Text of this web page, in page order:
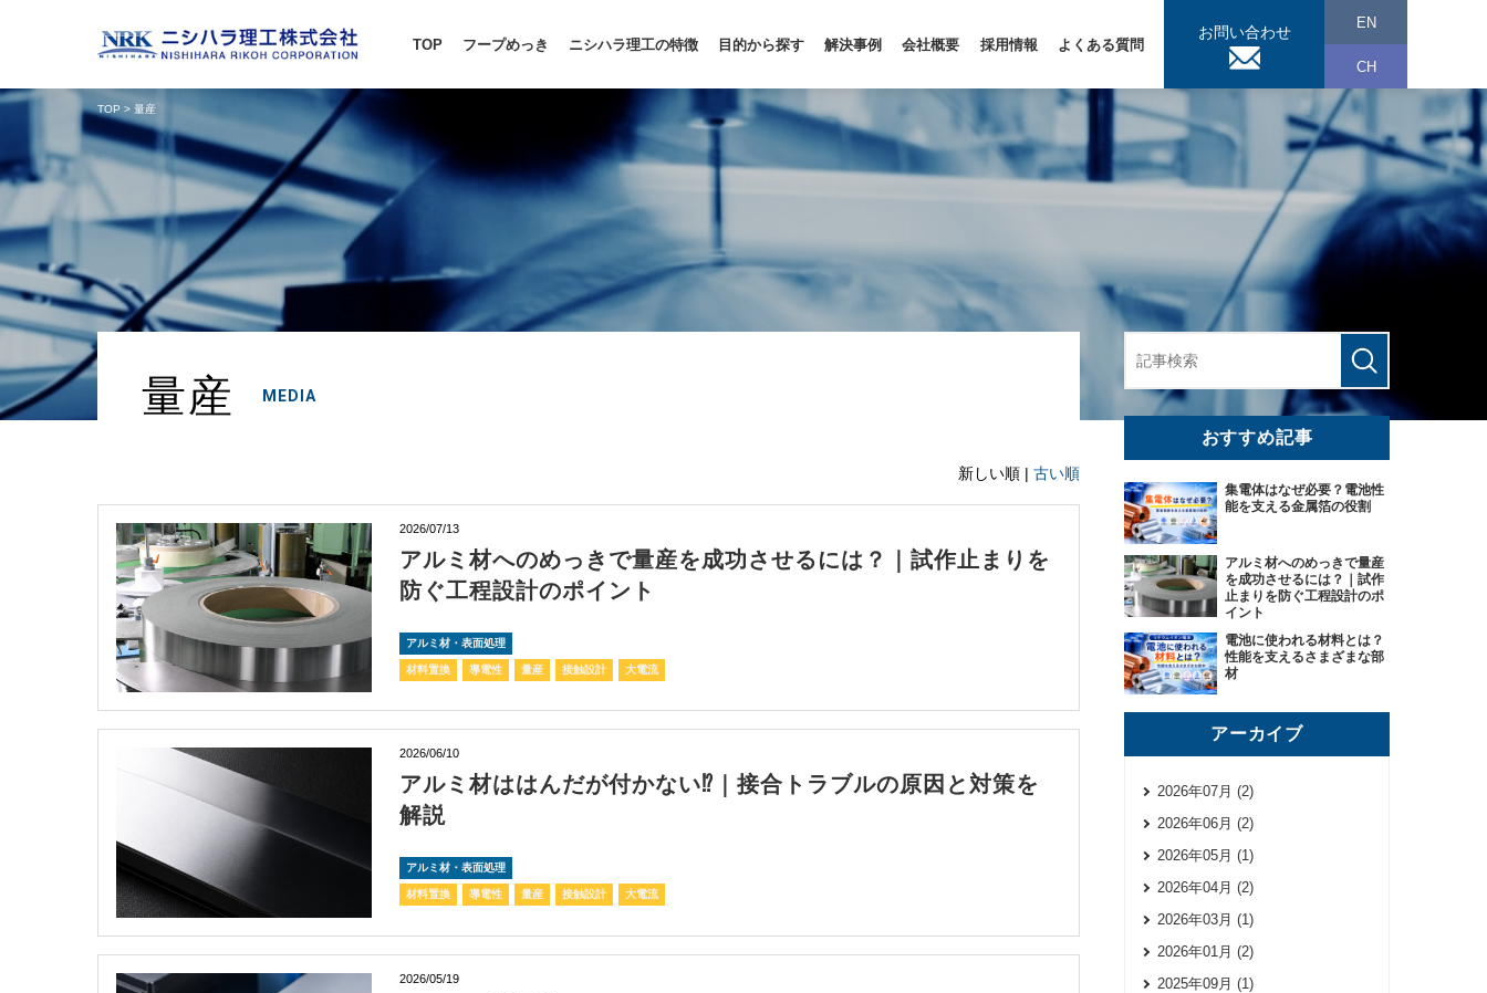
TOP フープめっき ニシハラ理工の特徴 目的から探す 解決事例 会社概要 採用情報 よくある質問
お問い合わせ
EN
CH
TOP > 量産
量産 MEDIA
新しい順 | 古い順
2026/07/13
アルミ材へのめっきで量産を成功させるには？｜試作止まりを
防ぐ工程設計のポイント
アルミ材・表面処理
材料置換 導電性 量産 接触設計 大電流
2026/06/10
アルミ材ははんだが付かない⁉｜接合トラブルの原因と対策を
解説
アルミ材・表面処理
材料置換 導電性 量産 接触設計 大電流
2026/05/19
おすすめ記事
集電体はなぜ必要？電池性
能を支える金属箔の役割
アルミ材へのめっきで量産
を成功させるには？｜試作
止まりを防ぐ工程設計のポ
イント
電池に使われる材料とは？
性能を支えるさまざまな部
材
アーカイブ
2026年07月 (2)
2026年06月 (2)
2026年05月 (1)
2026年04月 (2)
2026年03月 (1)
2026年01月 (2)
2025年09月 (1)